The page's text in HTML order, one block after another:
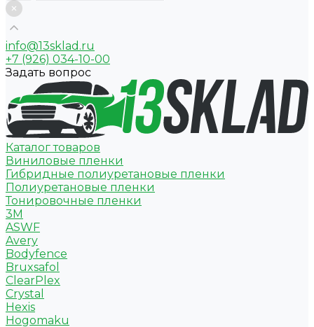
info@13sklad.ru
+7 (926) 034-10-00
Задать вопрос
Каталог товаров
Виниловые пленки
Гибридные полиуретановые пленки
Полиуретановые пленки
Тонировочные пленки
3M
ASWF
Avery
Bodyfence
Bruxsafol
ClearPlex
Crystal
Hexis
Hogomaku